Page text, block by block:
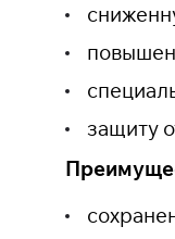
защиту